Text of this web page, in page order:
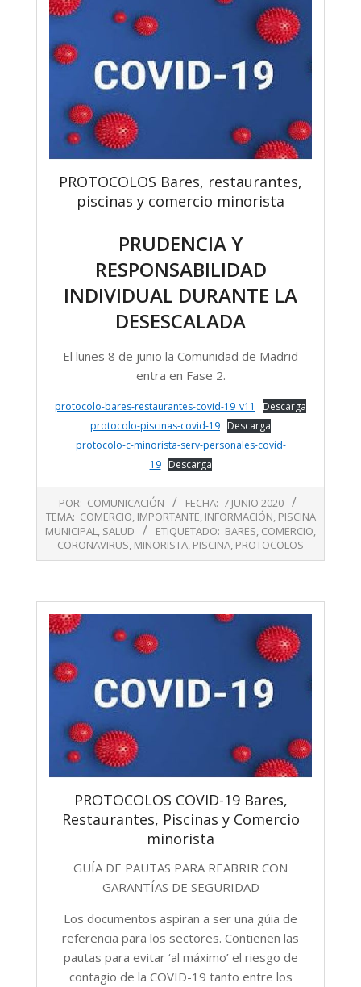
PROTOCOLOS Bares, restaurantes,
piscinas y comercio minorista
PRUDENCIA Y
RESPONSABILIDAD
INDIVIDUAL DURANTE LA
DESESCALADA
El lunes 8 de junio la Comunidad de Madrid
entra en Fase 2.
protocolo-bares-restaurantes-covid-19_v11
Descarga
protocolo-piscinas-covid-19 Descarga
protocolo-c-minorista-serv-personales-covid-
19
Descarga
06-
07
POR: COMUNICACIÓN FECHA: 7 JUNIO 2020
TEMA: COMERCIO, IMPORTANTE, INFORMACIÓN, PISCINA
MUNICIPAL, SALUD ETIQUETADO: BARES, COMERCIO,
CORONAVIRUS, MINORISTA, PISCINA, PROTOCOLOS
PROTOCOLOS COVID-19 Bares,
Restaurantes, Piscinas y Comercio
minorista
GUÍA DE PAUTAS PARA REABRIR CON
GARANTÍAS DE SEGURIDAD
Los documentos aspiran a ser una gúia de
referencia para los sectores. Contienen las
pautas para evitar ‘al máximo’ el riesgo de
contagio de la COVID-19 tanto entre los